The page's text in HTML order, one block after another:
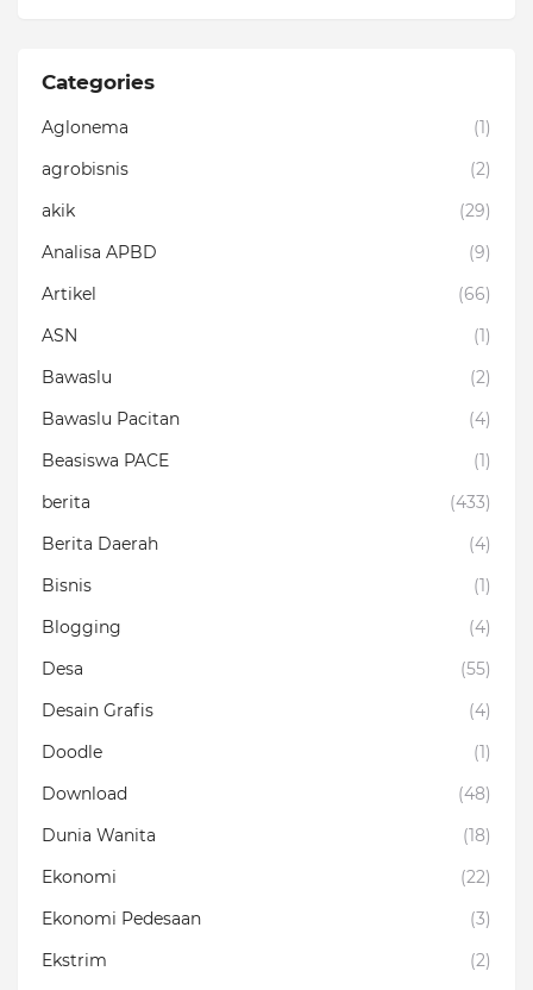
Categories
Aglonema
(1)
agrobisnis
(2)
akik
(29)
Analisa APBD
(9)
Artikel
(66)
ASN
(1)
Bawaslu
(2)
Bawaslu Pacitan
(4)
Beasiswa PACE
(1)
berita
(433)
Berita Daerah
(4)
Bisnis
(1)
Blogging
(4)
Desa
(55)
Desain Grafis
(4)
Doodle
(1)
Download
(48)
Dunia Wanita
(18)
Ekonomi
(22)
Ekonomi Pedesaan
(3)
Ekstrim
(2)